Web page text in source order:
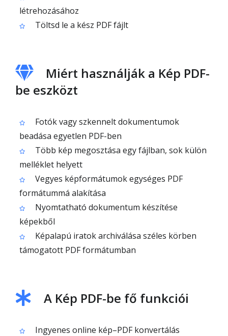
létrehozásához
Töltsd le a kész PDF fájlt
Miért használják a Kép PDF-
be eszközt
Fotók vagy szkennelt dokumentumok
beadása egyetlen PDF-ben
Több kép megosztása egy fájlban, sok külön
melléklet helyett
Vegyes képformátumok egységes PDF
formátummá alakítása
Nyomtatható dokumentum készítése
képekből
Képalapú iratok archiválása széles körben
támogatott PDF formátumban
A Kép PDF-be fő funkciói
Ingyenes online kép–PDF konvertálás